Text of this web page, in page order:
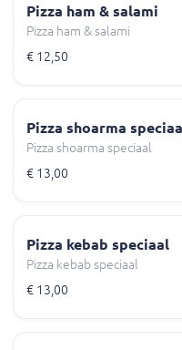
Pizza ham & salami
Pizza ham & salami
€ 12,50
Pizza shoarma
Pizza shoarma speciaal
€ 13,00
Pizza kebab speciaal
Pizza kebab speciaal
€ 13,00